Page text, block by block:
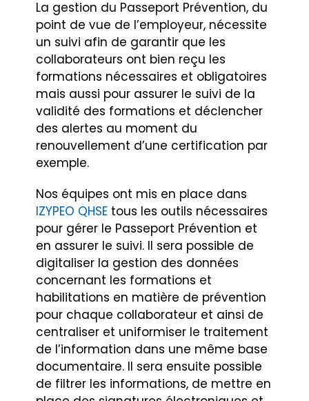
La gestion du Passeport Prévention, du
point de vue de l’employeur, nécessite
un suivi afin de garantir que les
collaborateurs ont bien reçu les
formations nécessaires et obligatoires
mais aussi pour assurer le suivi de la
validité des formations et déclencher
des alertes au moment du
renouvellement d’une certification par
exemple.
Nos équipes ont mis en place dans
IZYPEO QHSE tous les outils nécessaires
pour gérer le Passeport Prévention et
en assurer le suivi. Il sera possible de
digitaliser la gestion des données
concernant les formations et
habilitations en matière de prévention
pour chaque collaborateur et ainsi de
centraliser et uniformiser le traitement
de l’information dans une même base
documentaire. Il sera ensuite possible
de filtrer les informations, de mettre en